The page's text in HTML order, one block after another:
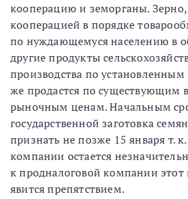
кооперацию и земорганы. Зерно,
кооперацией в порядке
по нуждающемуся населению в
другие продукты
производства по
же продастся по существующим
рыночным ценам. Начальным
государственной заготовка
признать не позже 15 января т.
компании остается
к продналоговой компании этот
явится препятствием.